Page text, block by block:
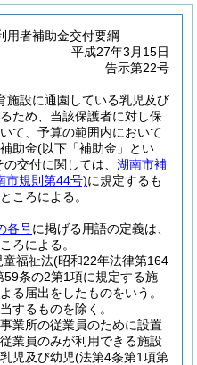
用者補助金交付要綱
平成27年3月15日
告示第22号
施設に通園している乳児及び
ため、当該保護者に対し保
て、予算の範囲内において
助金(以下「補助金」とい
交付に関しては、 湖南市補
市規則第44号)に規定するも
ころによる。
各号に掲げる用語の定義は、
ろによる。
童福祉法(昭和22年法律第164
59条の2第1項に規定する施
る届出をしたものをいう。
するものを除く。
業所の従業員のために設置
業員のみが利用できる施設
児及び幼児(法第4条第1項第